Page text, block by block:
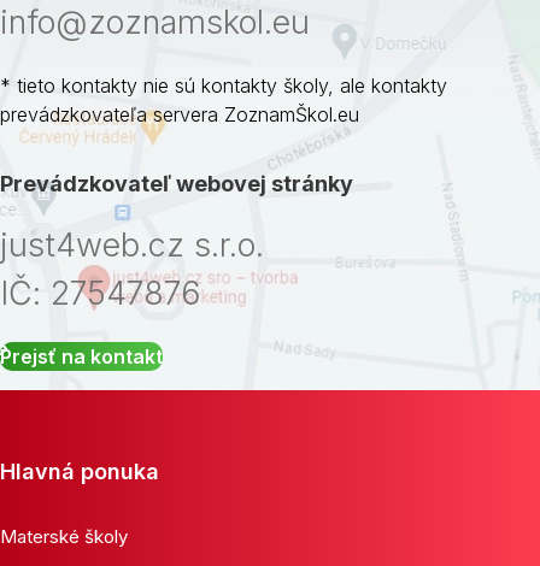
info@zoznamskol.eu
* tieto kontakty nie sú kontakty školy, ale kontakty
prevádzkovateľa servera ZoznamŠkol.eu
Prevádzkovateľ webovej stránky
just4web.cz s.r.o.
IČ: 27547876
Prejsť na kontakt
Hlavná ponuka
Materské školy